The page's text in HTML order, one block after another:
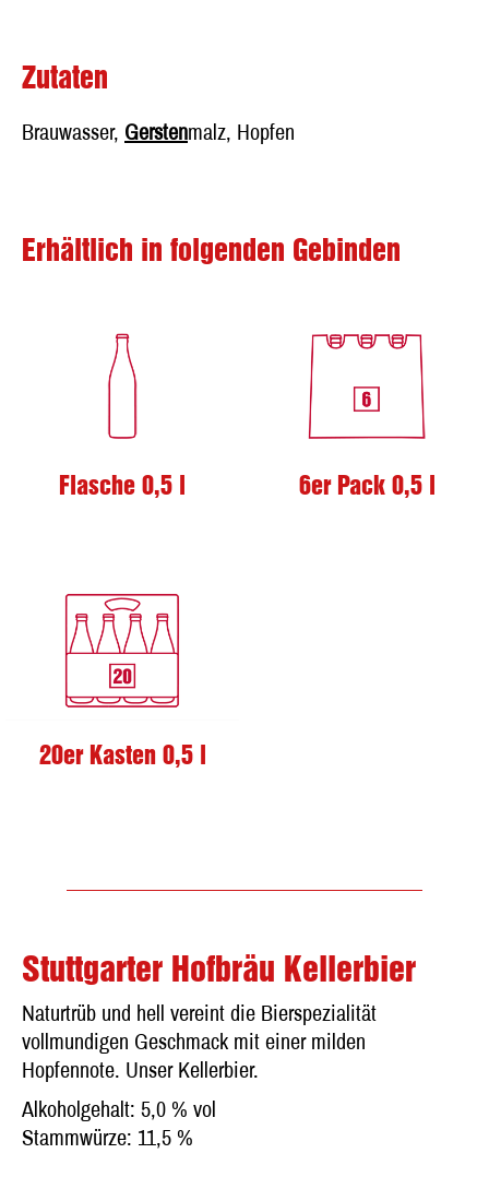
Zutaten
Brauwasser, Gerstenmalz, Hopfen
Erhältlich in folgenden Gebinden
Flasche 0,5 l 6er Pack 0,5 l
20er Kasten 0,5 l
Stuttgarter Hofbräu Kellerbier
Naturtrüb und hell vereint die Bierspezialität
vollmundigen Geschmack mit einer milden
Hopfennote. Unser Kellerbier.
Alkoholgehalt: 5,0 % vol
Stammwürze: 11,5 %